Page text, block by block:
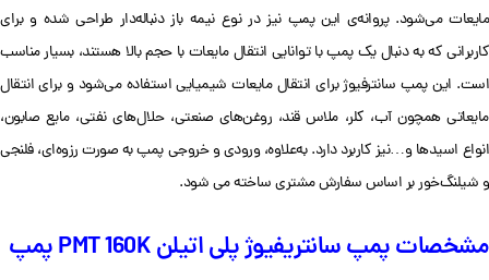
مایعات می‌شود. پروانه‌ی این پمپ نیز در نوع نیمه باز دنباله‌دار طراحی شده و برای
کاربرانی که به دنبال یک پمپ با توانایی انتقال مایعات با حجم بالا هستند، بسیار مناسب
است. این پمپ سانترفیوژ برای انتقال مایعات شیمیایی استفاده می‌شود و برای انتقال
مایعاتی همچون آب، کلر، ملاس قند، روغن‌های صنعتی، حلال‌های نفتی، مایع صابون،
انواع اسیدها و…نیز کاربرد دارد. به‌علاوه، ورودی و خروجی پمپ به صورت رزوه‌ای، فلنجی
و شیلنگ‌خور بر اساس سفارش مشتری ساخته می شود.
مشخصات پمپ سانتریفیوژ پلی اتیلن PMT 160K پمپ‌